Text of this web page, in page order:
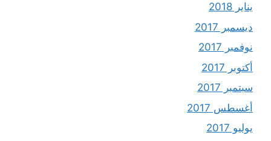
يناير 2018
ديسمبر 2017
نوفمبر 2017
أكتوبر 2017
سبتمبر 2017
أغسطس 2017
يوليو 2017